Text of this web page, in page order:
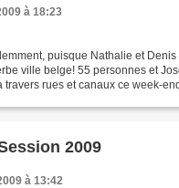
à 18:23
puisque Nathalie et
ville belge! 55 personnes et
rues et canaux ce week-
2009
à 13:42